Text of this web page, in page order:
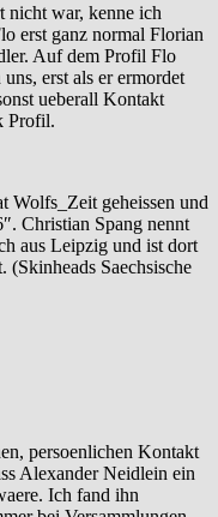
nicht war, kenne ich
erst ganz normal Florian
Auf dem Profil Flo
erst als er ermordet
ueberall Kontakt
Profil.
Wolfs_Zeit geheissen und
Christian Spang nennt
aus Leipzig und ist dort
(Skinheads Saechsische
persoenlichen Kontakt
Alexander Neidlein ein
Ich fand ihn